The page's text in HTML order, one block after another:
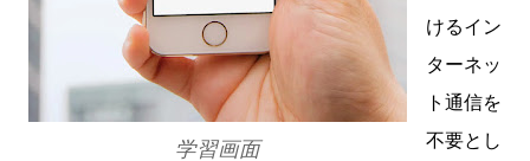
学習画面
けるイン
ターネッ
ト通信を
不要とし